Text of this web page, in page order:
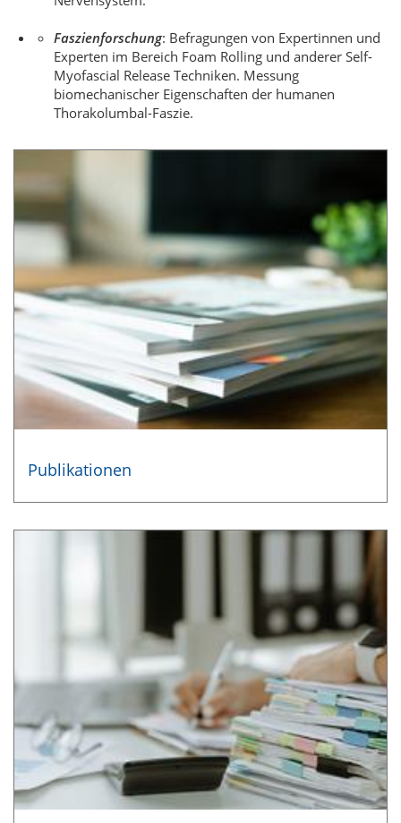
Faszienforschung: Befragungen von Expertinnen und
Experten im Bereich Foam Rolling und anderer Self-
Myofascial Release Techniken. Messung
biomechanischer Eigenschaften der humanen
Thorakolumbal-Faszie.
Publikationen